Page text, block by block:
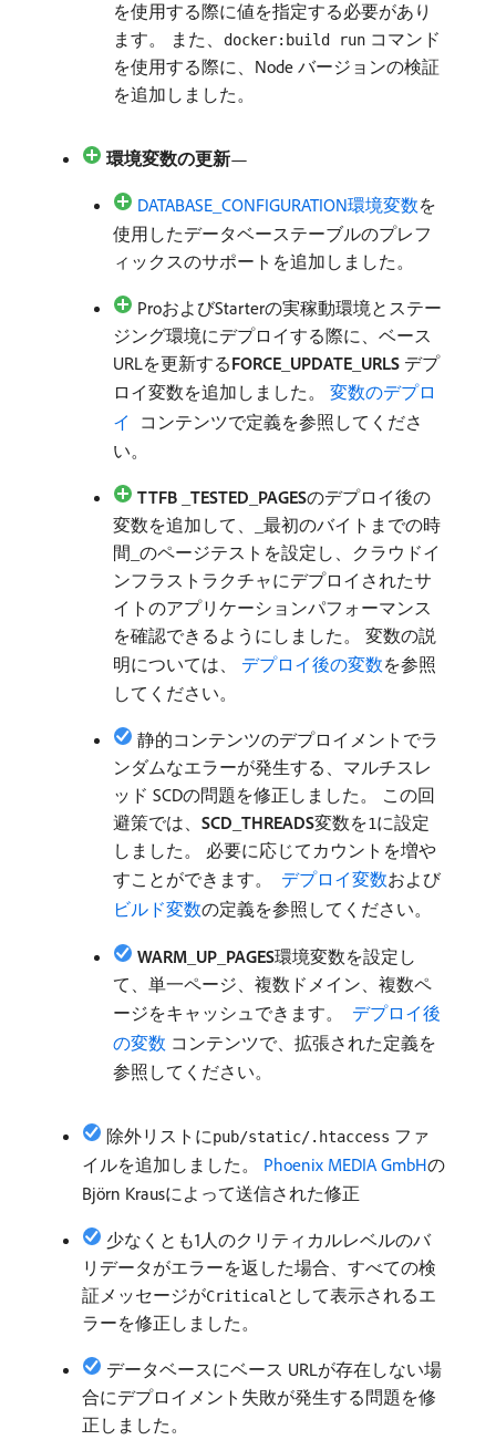
を使用する際に値を指定する必要があり
ます。 また、
docker:build run コマンド
を使用する際に、Node バージョンの検証
を追加しました。
環境変数の更新—
DATABASE_CONFIGURATION環境変数を
使用したデータベーステーブルのプレフ
ィックスのサポートを追加しました。
ProおよびStarterの実稼動環境とステー
ジング環境にデプロイする際に、ベース
URLを更新する​FORCE_UPDATE_URLS デプ
ロイ変数を追加しました。 変数のデプロ
イ ​
コンテンツで定義を参照してくださ
い。
TTFB _TESTED_PAGES​のデプロイ後の
変数を追加して、_最初のバイトまでの時
間_のページテストを設定し、クラウドイ
ンフラストラクチャにデプロイされたサ
イトのアプリケーションパフォーマンス
を確認できるようにしました。 変数の説
明については、
​ デプロイ後の変数を参照
してください。
静的コンテンツのデプロイメントでラ
ンダムなエラーが発生する、マルチスレ
ッド SCDの問題を修正しました。 この回
避策では、 SCD_THREADS​変数を1に設定
しました。 必要に応じてカウントを増や
すことができます。
​ デプロイ変数および
ビルド変数の定義を参照してください。
WARM_UP_PAGES​環境変数を設定し
て、単一ページ、複数ドメイン、複数ペ
ージをキャッシュできます。
​ デプロイ後
の変数 コンテンツで、拡張された定義を
参照してください。
除外リストにpub/static/.htaccess ファ
イルを追加しました。 Phoenix MEDIA GmbHの
Björn Krausによって送信された修正
少なくとも1人のクリティカルレベルのバ
リデータがエラーを返した場合、すべての検
証メッセージがCritical として表示されるエ
ラーを修正しました。
データベースにベース URLが存在しない場
合にデプロイメント失敗が発生する問題を修
正しました。